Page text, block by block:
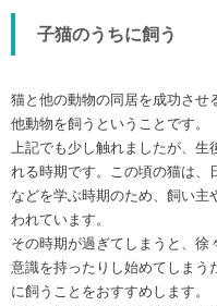
子猫のうちに飼う
猫と他の動物の同居を成功させ
他動物を飼うということです。
上記でも少し触れましたが、生
れる時期です。この頃の猫は、
などを学ぶ時期のため、飼い
われています。
その時期が過ぎてしまうと、徐
意識を持ったりし始めてしまう
に飼うことをおすすめします。